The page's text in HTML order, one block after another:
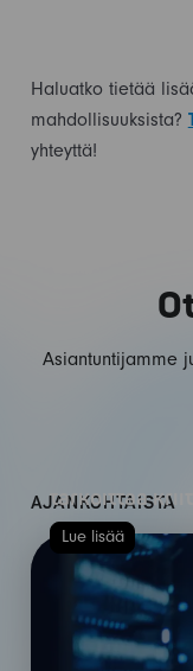
Haluatko tietää
mahdollisuuksista?
yhteyttä!
Asiantuntijamme
AJANKOHTAISTA
tarkoittaa
Lue lisää